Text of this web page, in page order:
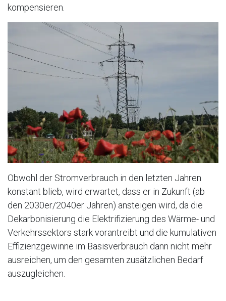
kompensieren.
Obwohl der Stromverbrauch in den letzten Jahren
konstant blieb, wird erwartet, dass er in Zukunft (ab
den 2030er/2040er Jahren) ansteigen wird, da die
Dekarbonisierung die Elektrifizierung des Wärme- und
Verkehrssektors stark vorantreibt und die kumulativen
Effizienzgewinne im Basisverbrauch dann nicht mehr
ausreichen, um den gesamten zusätzlichen Bedarf
auszugleichen.